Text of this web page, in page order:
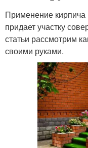
Применение
придает участку
статьи рассмотрим
своими руками.